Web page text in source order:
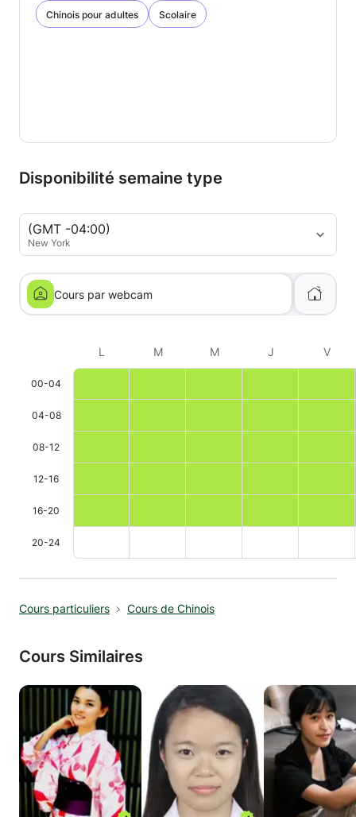
Chinois pour adultes Scolaire
Disponibilité semaine type
(GMT -04:00)
New York
Cours par webcam
L M M J V
00-04
04-08
08-12
12-16
16-20
20-24
Cours particuliers Cours de Chinois
Cours Similaires